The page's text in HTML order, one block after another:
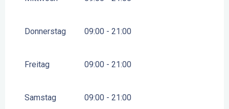
Donnerstag 09:00 - 21:00
Freitag 09:00 - 21:00
Samstag 09:00 - 21:00